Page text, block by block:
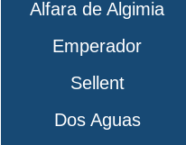
Alfara de Algimia
Emperador
Sellent
Dos Aguas